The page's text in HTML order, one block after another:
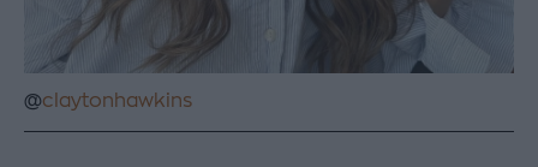
@claytonhawkins